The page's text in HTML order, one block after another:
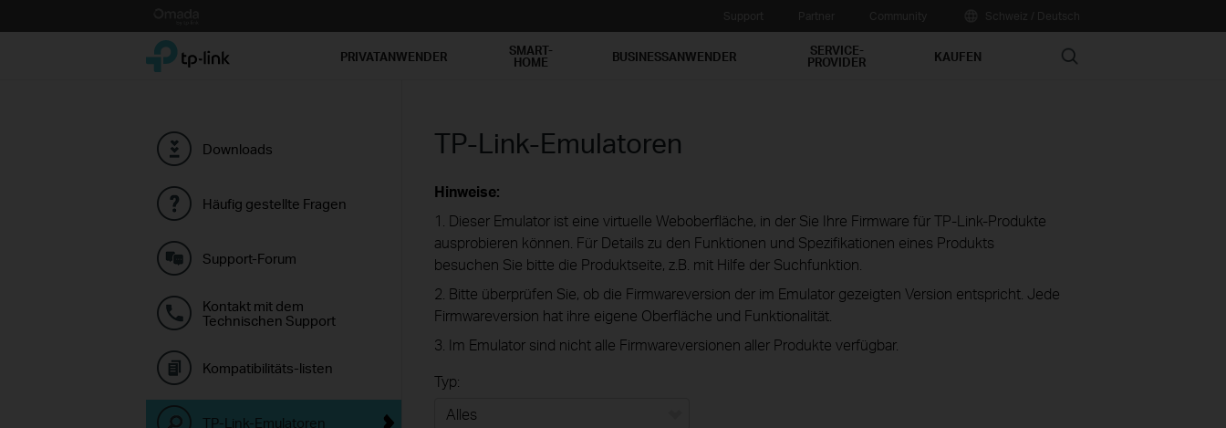
to
TP-Link, Reliably Smart PRIVATANWENDER SMART-
HOME BUSINESSANWENDER SERVICE-
PROVIDER KAUFEN Search
Downloads
Häufig gestellte Fragen
Support-Forum
Kontakt mit dem
Technischen Support
Kompatibilitäts-listen
TP-Link-Emulatoren
TP-Link-Emulatoren
Hinweise:
1. Dieser Emulator ist eine virtuelle Weboberfläche, in der Sie Ihre Firmware für TP-Link-Produkte
ausprobieren können. Für Details zu den Funktionen und Spezifikationen eines Produkts
besuchen Sie bitte die Produktseite, z.B. mit Hilfe der Suchfunktion.
2. Bitte überprüfen Sie, ob die Firmwareversion der im Emulator gezeigten Version entspricht. Jede
Firmwareversion hat ihre eigene Oberfläche und Funktionalität.
3. Im Emulator sind nicht alle Firmwareversionen aller Produkte verfügbar.
Typ: